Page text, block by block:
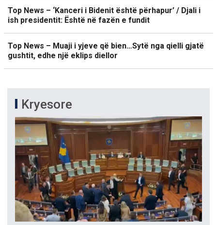
Top News – ‘Kanceri i Bidenit është përhapur’ / Djali i
ish presidentit: Është në fazën e fundit
Top News – Muaji i yjeve që bien…Sytë nga qielli gjatë
gushtit, edhe një eklips diellor
Kryesore